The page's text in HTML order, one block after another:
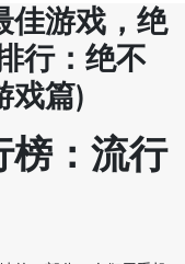
佳游戏，绝
行：绝不
戏篇)
榜：流行